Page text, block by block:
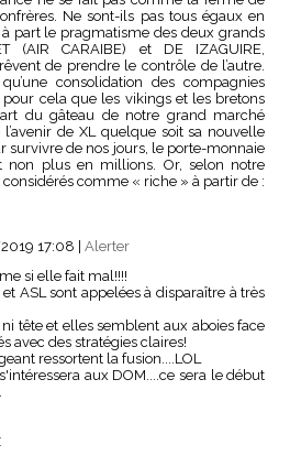
Ne sont-ils pas tous égaux en
à part le pragmatisme des deux grands
(AIR CARAIBE) et DE IZAGUIRE,
de prendre le contrôle de l’autre.
consolidation des compagnies
pour cela que les vikings et les bretons
du gâteau de notre grand marché
de XL quelque soit sa nouvelle
survivre de nos jours, le porte-monnaie
plus en millions. Or, selon notre
comme « riche » à partir de :
17:08
Alerter
si elle fait mal!!!!
et ASL sont appelées à disparaître à très
tête et elles semblent aux aboies face
avec des stratégies claires!
ressortent la fusion....LOL
aux DOM....ce sera le début